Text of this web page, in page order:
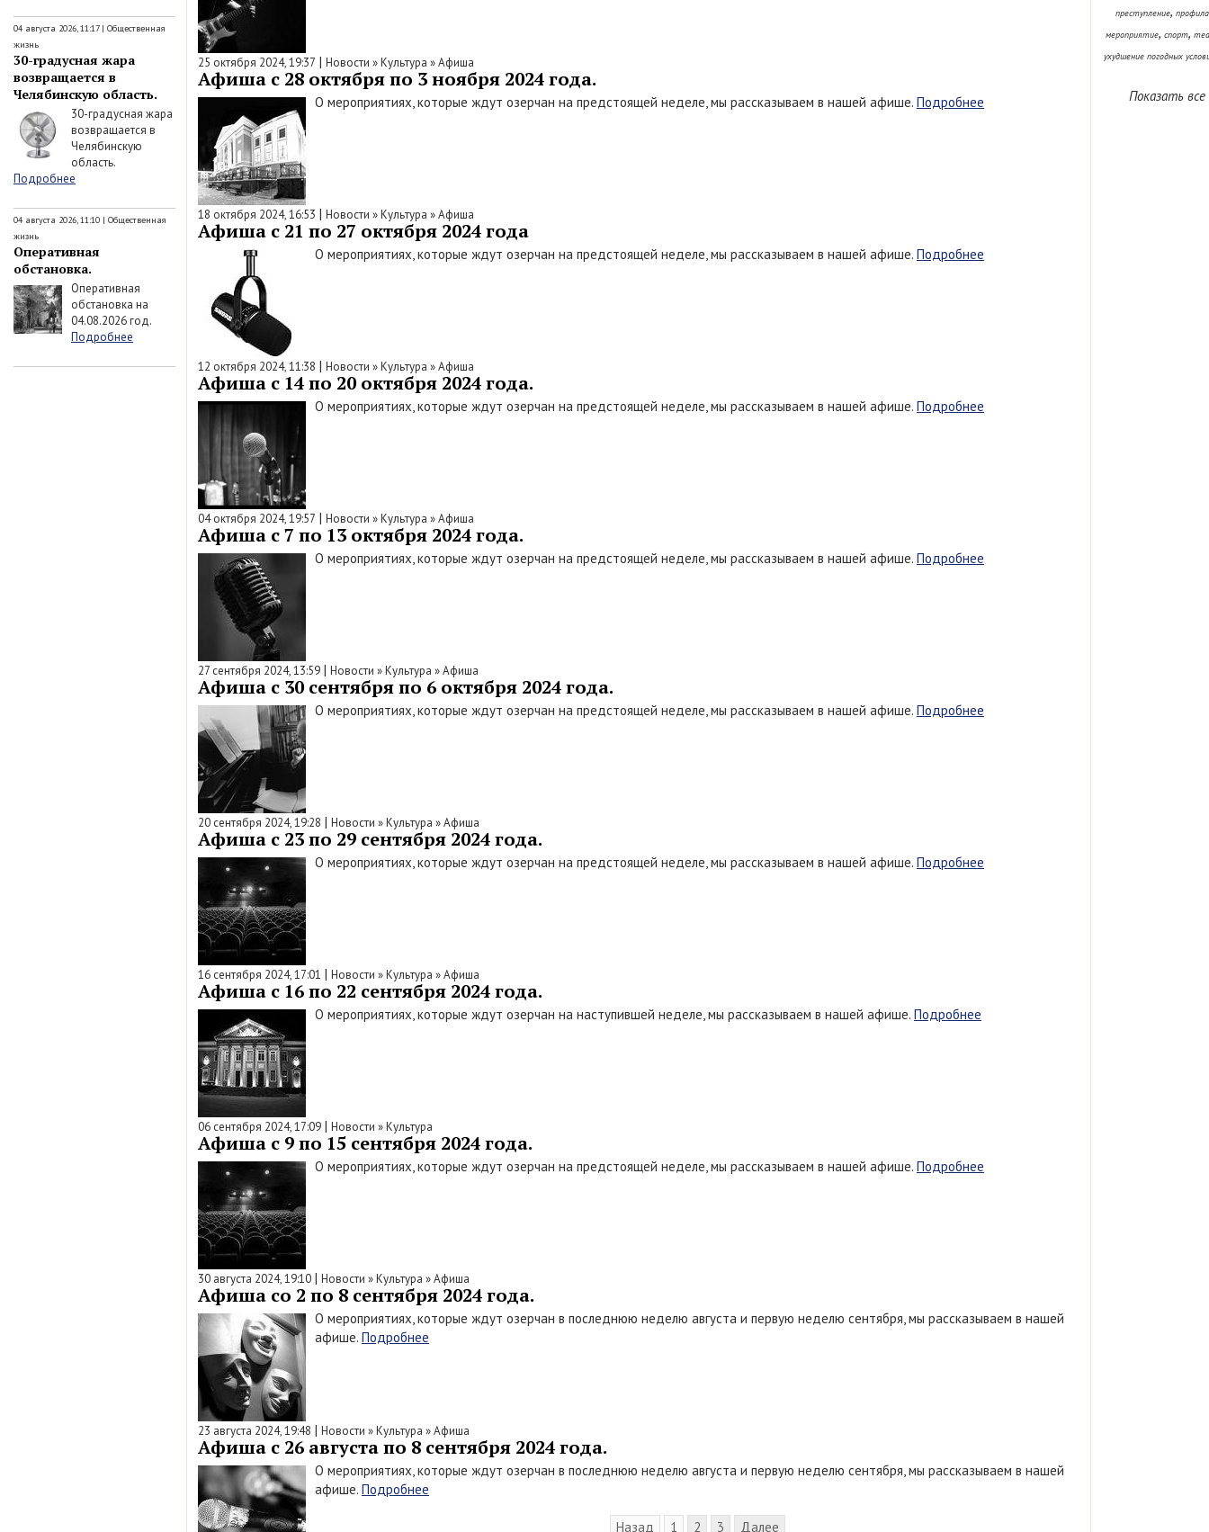
04 августа 2026, 11:17| Общественная
жизнь
30-градусная жара
возвращается в
Челябинскую область.
30-градусная жара
возвращается в
Челябинскую
область.
Подробнее
04 августа 2026, 11:10 | Общественная
жизнь
Оперативная
обстановка.
Оперативная
обстановка на
04.08.2026 год.
Подробнее
25 октября 2024, 19:37 | Новости »Культура »Афиша
Афиша с 28 октября по 3 ноября 2024 года.
О мероприятиях, которые ждут озерчан на предстоящей неделе, мы рассказываем в нашей афише. Подробнее
18 октября 2024, 16:53 | Новости »Культура »Афиша
Афиша с 21 по 27 октября 2024 года
О мероприятиях, которые ждут озерчан на предстоящей неделе, мы рассказываем в нашей афише. Подробнее
12 октября 2024, 11:38 | Новости »Культура »Афиша
Афиша с 14 по 20 октября 2024 года.
О мероприятиях, которые ждут озерчан на предстоящей неделе, мы рассказываем в нашей афише. Подробнее
04 октября 2024, 19:57 | Новости »Культура »Афиша
Афиша с 7 по 13 октября 2024 года.
О мероприятиях, которые ждут озерчан на предстоящей неделе, мы рассказываем в нашей афише. Подробнее
27 сентября 2024, 13:59 | Новости »Культура »Афиша
Афиша с 30 сентября по 6 октября 2024 года.
О мероприятиях, которые ждут озерчан на предстоящей неделе, мы рассказываем в нашей афише. Подробнее
20 сентября 2024, 19:28 | Новости »Культура »Афиша
Афиша с 23 по 29 сентября 2024 года.
О мероприятиях, которые ждут озерчан на предстоящей неделе, мы рассказываем в нашей афише. Подробнее
16 сентября 2024, 17:01 | Новости »Культура »Афиша
Афиша с 16 по 22 сентября 2024 года.
О мероприятиях, которые ждут озерчан на наступившей неделе, мы рассказываем в нашей афише. Подробнее
06 сентября 2024, 17:09 | Новости »Культура
Афиша с 9 по 15 сентября 2024 года.
О мероприятиях, которые ждут озерчан на предстоящей неделе, мы рассказываем в нашей афише. Подробнее
30 августа 2024, 19:10 | Новости »Культура »Афиша
Афиша со 2 по 8 сентября 2024 года.
О мероприятиях, которые ждут озерчан в последнюю неделю августа и первую неделю сентября, мы рассказываем в нашей
афише. Подробнее
23 августа 2024, 19:48 | Новости »Культура »Афиша
Афиша с 26 августа по 8 сентября 2024 года.
О мероприятиях, которые ждут озерчан в последнюю неделю августа и первую неделю сентября, мы рассказываем в нашей
афише. Подробнее
Назад 1 2 3 Далее
преступление,
мероприятие, спорт,
ухудшение погодных
Показать